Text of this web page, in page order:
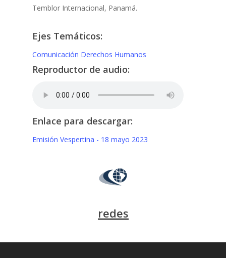
Temblor Internacional, Panamá.
Ejes Temáticos:
Comunicación Derechos Humanos
Reproductor de audio:
Enlace para descargar:
Emisión Vespertina - 18 mayo 2023
redes